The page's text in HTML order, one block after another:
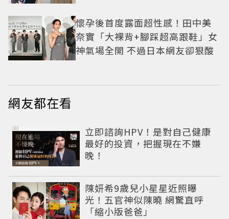
懷孕後首度露面超性感！田中美
奈實「大裸背+腳踩超高跟鞋」女
神氣場全開 不過日本網友卻狠酸
網友都在看
立即諮詢HPV！是對自己健康
最好的投資，把握現在不嫌
晚！
PR
陳妍希9歲兒小星星近照曝
光！五官神似陳曉 網驚直呼
「縮小版爸爸」